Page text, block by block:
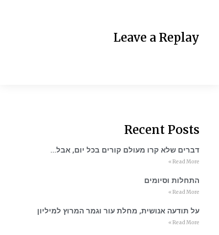
Leave a Replay
Recent Posts
דברים שלא קרו מעולם קורים בכל יום, אבל…
Read More »
התחלות וסיומים
Read More »
על תודעה אנושית, מחלת עור וגמר המרוץ למיליון
Read More »